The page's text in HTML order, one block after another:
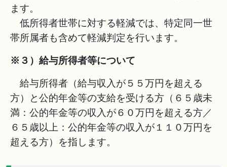
ます。
低所得者世帯に対する軽減では、特定同一世
帯所属者も含めて軽減判定を行います。
※３）給与所得者等について
給与所得者（給与収入が５５万円を超える
方）と公的年金等の支給を受ける方（６５歳未
満：公的年金等の収入が６０万円を超える方／
６５歳以上：公的年金等の収入が１１０万円を
超える方）を指します。